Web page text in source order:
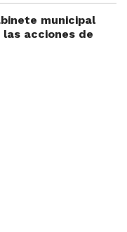
municipal
acciones de